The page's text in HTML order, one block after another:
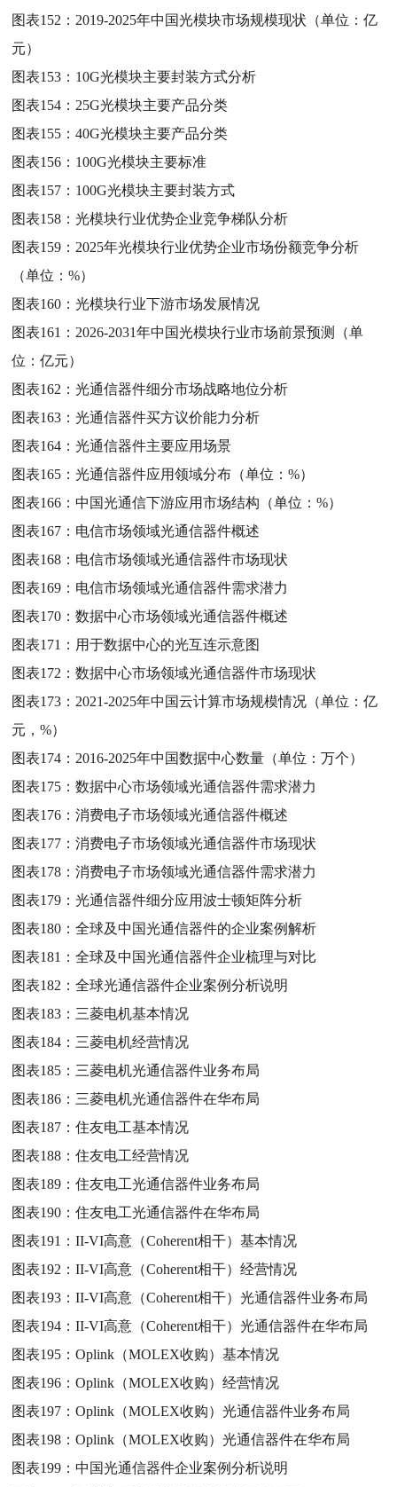
图表152： 2019-2025年中国光模块市场规模现状（单位：亿
元）
图表153： 10G光模块主要封装方式分析
图表154： 25G光模块主要产品分类
图表155：40G光模块主要产品分类
图表156： 100G光模块主要标准
图表157： 100G光模块主要封装方式
图表158：光模块行业优势企业竞争梯队分析
图表159： 2025年光模块行业优势企业市场份额竞争分析
（单位：%）
图表160：光模块行业下游市场发展情况
图表161： 2026-2031年中国光模块行业市场前景预测（单
位：亿元）
图表162：光通信器件细分市场战略地位分析
图表163：光通信器件买方议价能力分析
图表164：光通信器件主要应用场景
图表165：光通信器件应用领域分布（单位：%）
图表166：中国光通信下游应用市场结构（单位：%）
图表167： 电信市场领域光通信器件概述
图表168： 电信市场领域光通信器件市场现状
图表169： 电信市场领域光通信器件需求潜力
图表170：数据中心市场领域光通信器件概述
图表171： 用于数据中心的光互连示意图
图表172：数据中心市场领域光通信器件市场现状
图表173： 2021-2025年中国云计算市场规模情况（单位：亿
元，%）
图表174： 2016-2025年中国数据中心数量（单位：万个）
图表175：数据中心市场领域光通信器件需求潜力
图表176：消费电子市场领域光通信器件概述
图表177：消费电子市场领域光通信器件市场现状
图表178：消费电子市场领域光通信器件需求潜力
图表179：光通信器件细分应用波士顿矩阵分析
图表180：全球及中国光通信器件的企业案例解析
图表181：全球及中国光通信器件企业梳理与对比
图表182：全球光通信器件企业案例分析说明
图表183： 三菱电机基本情况
图表184： 三菱电机经营情况
图表185： 三菱电机光通信器件业务布局
图表186： 三菱电机光通信器件在华布局
图表187：住友电工基本情况
图表188：住友电工经营情况
图表189：住友电工光通信器件业务布局
图表190：住友电工光通信器件在华布局
图表191：II-VI高意（Coherent相干）基本情况
图表192：II-VI高意（Coherent相干）经营情况
图表193：II-VI高意（Coherent相干）光通信器件业务布局
图表194：II-VI高意（Coherent相干）光通信器件在华布局
图表195：Oplink（MOLEX收购）基本情况
图表196：Oplink（MOLEX收购）经营情况
图表197：Oplink（MOLEX收购）光通信器件业务布局
图表198：Oplink（MOLEX收购）光通信器件在华布局
图表199：中国光通信器件企业案例分析说明